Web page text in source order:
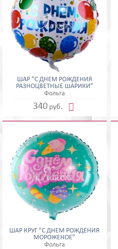
ШАР "С ДНЕМ РОЖДЕНИЯ
РАЗНОЦВЕТНЫЕ ШАРИКИ"
Фольга
340 руб. 
ШАР КРУГ "С ДНЕМ РОЖДЕНИЯ
МОРОЖЕНОЕ"
Фольга